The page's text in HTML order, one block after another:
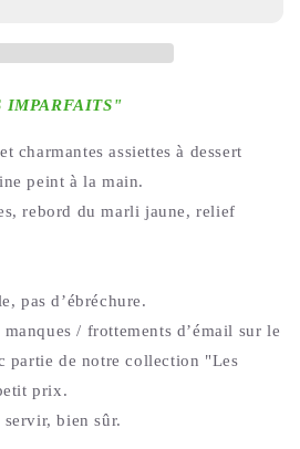
IMPARFAITS"
charmantes assiettes à dessert
peint à la main.
rebord du marli jaune, relief
pas d’ébréchure.
/ frottements d’émail sur le
partie de notre collection "Les
prix.
bien sûr.